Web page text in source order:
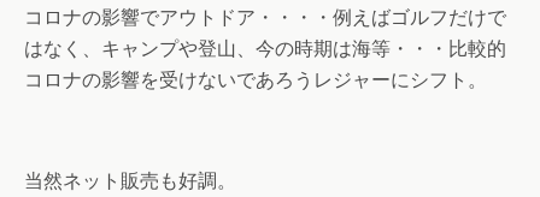
コロナの影響でアウトドア・・・・例えばゴルフだけで
はなく、キャンプや登山、今の時期は海等・・・比較的
コロナの影響を受けないであろうレジャーにシフト。
当然ネット販売も好調。